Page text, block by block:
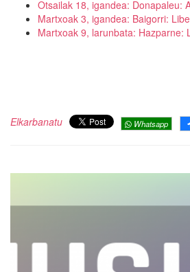
Otsailak 18, igandea: Donapaleu:
Martxoak 3, igandea: Baigorri:
Martxoak 9, larunbata: Hazparne:
Elkarbanatu Whatsapp